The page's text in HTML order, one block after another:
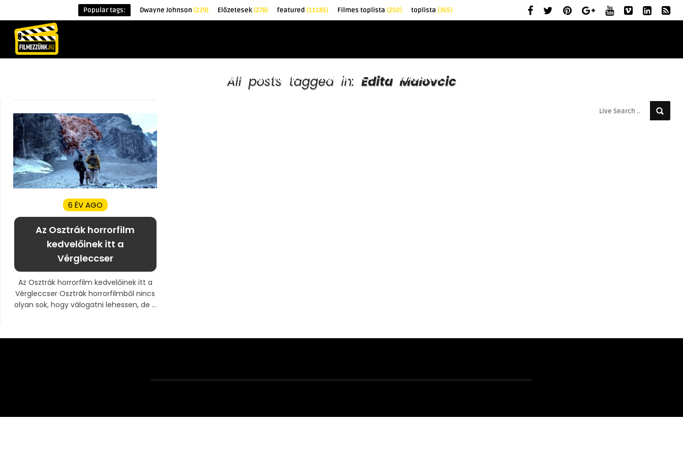
Popular tags: Dwayne Johnson (229) Előzetesek(278) featured (11185) Filmes toplista (250) toplista (365)
ÉRDEKESSÉGEK KRITIKÁK TOPLISTÁK FILMAJÁNLÓ
All posts tagged in: Edita Malovcic
6 ÉV AGO
Az Osztrák horrorfilm
kedvelőinek itt a
Vérgleccser
Az Osztrák horrorfilm kedvelőinek itt a
Vérgleccser Osztrák horrorfilmből nincs
olyan sok, hogy válogatni lehessen, de ...